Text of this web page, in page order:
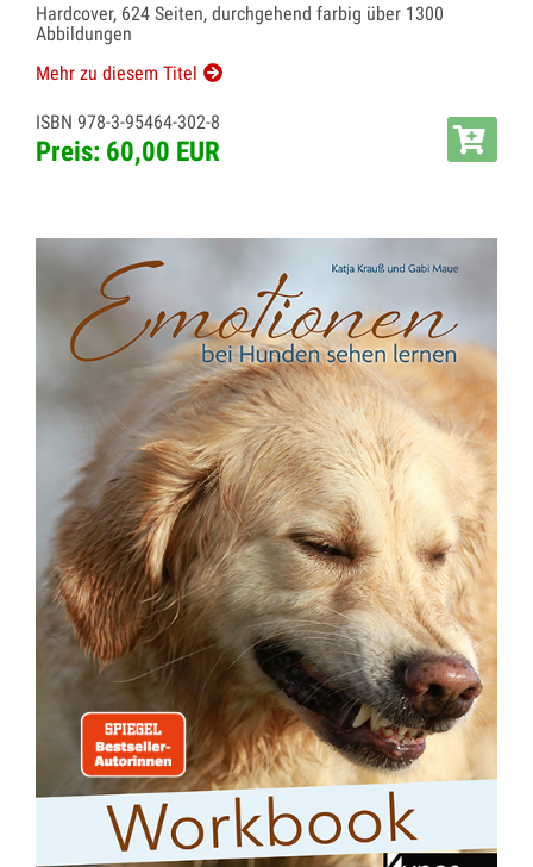
Hardcover, 624 Seiten, durchgehend farbig über 1300
Abbildungen
Mehr zu diesem Titel
ISBN 978-3-95464-302-8
Preis: 60,00 EUR